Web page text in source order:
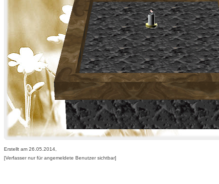
Erstellt am 26.05.2014,
[Verfasser nur für angemeldete Benutzer sichtbar]